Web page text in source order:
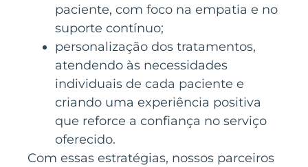
paciente, com foco na empatia e no
suporte contínuo;
personalização dos tratamentos,
atendendo às necessidades
individuais de cada paciente e
criando uma experiência positiva
que reforce a confiança no serviço
oferecido.
Com essas estratégias, nossos parceiros